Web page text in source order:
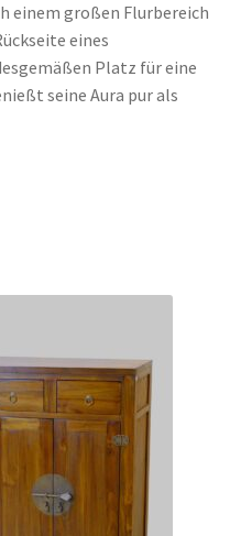
einem großen Flurbereich
eines
Platz für eine
seine Aura pur als